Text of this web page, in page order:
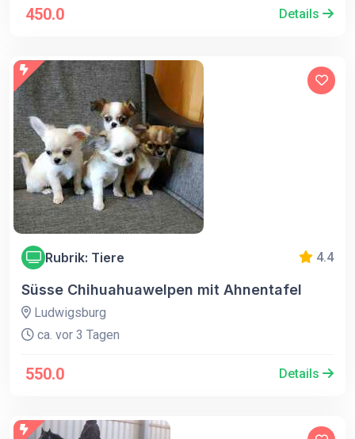
450.0 Details
Rubrik: Tiere 4.4
Süsse Chihuahuawelpen mit Ahnentafel
Ludwigsburg
ca. vor 3 Tagen
550.0 Details